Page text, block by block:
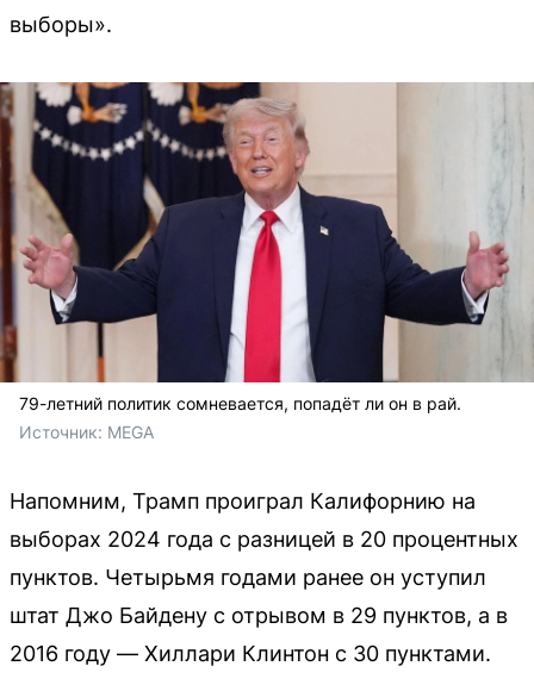
выборы».
79-летний политик сомневается, попадёт ли он в рай.
Источник: MEGA
Напомним, Трамп проиграл Калифорнию на
выборах 2024 года с разницей в 20 процентных
пунктов. Четырьмя годами ранее он уступил
штат Джо Байдену с отрывом в 29 пунктов, а в
2016 году — Хиллари Клинтон с 30 пунктами.